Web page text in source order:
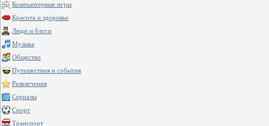
Компьютерные игры
Красота и здоровье
Люди и блоги
Музыка
Общество
Путешествия и события
Развлечения
Сериалы
Спорт
Транспорт